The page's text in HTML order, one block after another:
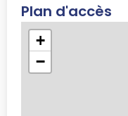
Plan d'accès
+
−